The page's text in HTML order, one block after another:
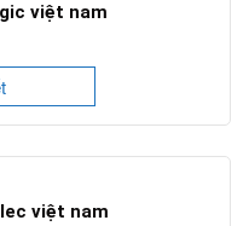
việt nam
việt nam